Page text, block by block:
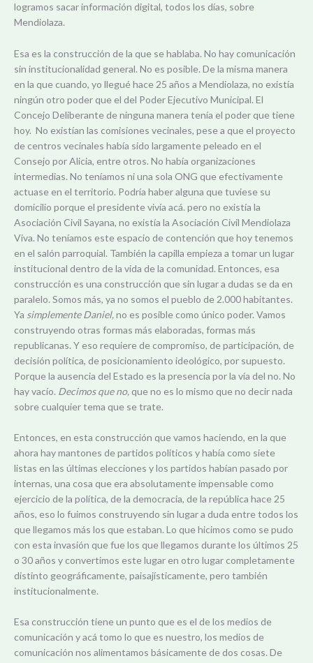
logramos sacar información digital, todos los días, sobre
Mendiolaza.
Esa es la construcción de la que se hablaba. No hay comunicación
sin institucionalidad general. No es posible. De la misma manera
en la que cuando, yo llegué hace 25 años a Mendiolaza, no existía
ningún otro poder que el del Poder Ejecutivo Municipal. El
Concejo Deliberante de ninguna manera tenía el poder que tiene
hoy. No existían las comisiones vecinales, pese a que el proyecto
de centros vecinales había sido largamente peleado en el
Consejo por Alicia, entre otros. No había organizaciones
intermedias. No teníamos ni una sola ONG que efectivamente
actuase en el territorio. Podría haber alguna que tuviese su
domicilio porque el presidente vivía acá. pero no existía la
Asociación Civil Sayana, no existía la Asociación Civil Mendiolaza
Viva. No teníamos este espacio de contención que hoy tenemos
en el salón parroquial. También la capilla empieza a tomar un lugar
institucional dentro de la vida de la comunidad. Entonces, esa
construcción es una construcción que sin lugar a dudas se da en
paralelo. Somos más, ya no somos el pueblo de 2.000 habitantes.
Ya simplemente Daniel,no es posible como único poder. Vamos
construyendo otras formas más elaboradas, formas más
republicanas. Y eso requiere de compromiso, de participación, de
decisión política, de posicionamiento ideológico, por supuesto.
Porque la ausencia del Estado es la presencia por la vía del no. No
hay vacío. Decimos que no,que no es lo mismo que no decir nada
sobre cualquier tema que se trate.
Entonces, en esta construcción que vamos haciendo, en la que
ahora hay mantones de partidos políticos y había como siete
listas en las últimas elecciones y los partidos habían pasado por
internas, una cosa que era absolutamente impensable como
ejercicio de la política, de la democracia, de la república hace 25
años, eso lo fuimos construyendo sin lugar a duda entre todos los
que llegamos más los que estaban. Lo que hicimos como se pudo
con esta invasión que fue los que llegamos durante los últimos 25
o 30 años y convertimos este lugar en otro lugar completamente
distinto geográficamente, paisajísticamente, pero también
institucionalmente.
Esa construcción tiene un punto que es el de los medios de
comunicación y acá tomo lo que es nuestro, los medios de
comunicación nos alimentamos básicamente de dos cosas. De